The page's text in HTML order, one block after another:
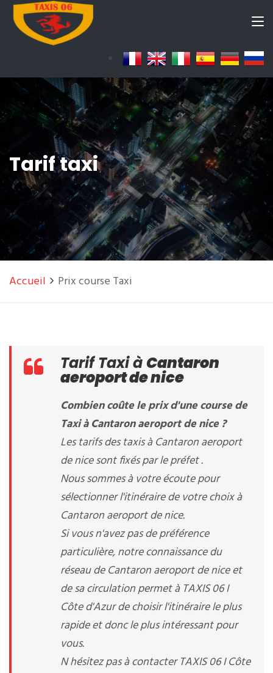
Tarif taxi
Accueil Prix course Taxi
Tarif Taxi à Cantaron
aeroport de nice
Combien coûte le prix d'une course de
Taxi à Cantaron aeroport de nice ?
Les tarifs des taxis à Cantaron aeroport
de nice sont fixés par le préfet .
Nous sommes à votre écoute pour
sélectionner l'itinéraire de votre choix à
Cantaron aeroport de nice.
Si vous n'avez pas de préférence
particulière, notre connaissance du
réseau de Cantaron aeroport de nice et
de sa circulation permet à TAXIS 06 I
Côte d'Azur de choisir l'itinéraire le plus
rapide et donc le plus intéressant pour
vous.
N hésitez pas à contacter TAXIS 06 I Côte